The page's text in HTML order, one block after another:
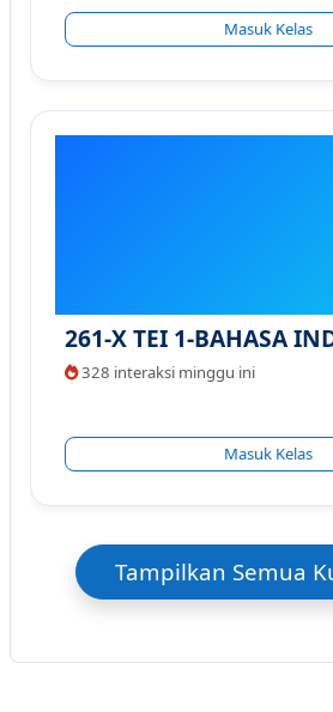
Masuk Kelas
261-X TEI 1-BAHASA
328 interaksi minggu ini
Masuk Kelas
Tampilkan Semua